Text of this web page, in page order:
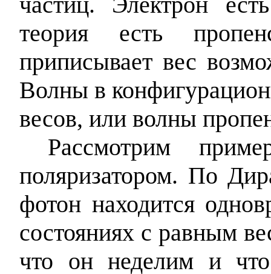
теория есть
приписывает вес
Волны в
весов, или волны
Рассмотрим
поляризатором. По
фотон находится
состояниях с равным
что он неделим и